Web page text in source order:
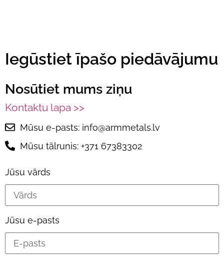
Iegūstiet īpašo piedāvājumu
Nosūtiet mums ziņu
Kontaktu lapa >>
Mūsu e-pasts: info@armmetals.lv
Mūsu tālrunis: +371 67383302
Jūsu vārds
Jūsu e-pasts